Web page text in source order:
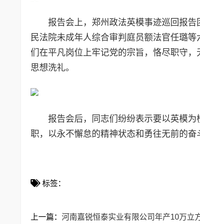
报告会上，郑州政法英模事迹巡回报
民法院未成年人综合审判庭员额法官任璐
们在平凡岗位上牢记党的宗旨，恪尽职守
思想洗礼。
报告会后，同志们纷纷表示要以英模
职，以永不懈怠的精神状态和勇往无前的
标签：
上一篇： 河南嘉锐恒泰实业有限公司年产10万立